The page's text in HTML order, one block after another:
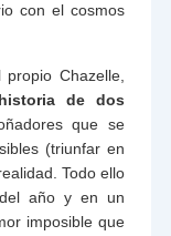
con el cosmos
Chazelle,
de dos
que se
(triunfar en
Todo ello
año y en un
imposible que